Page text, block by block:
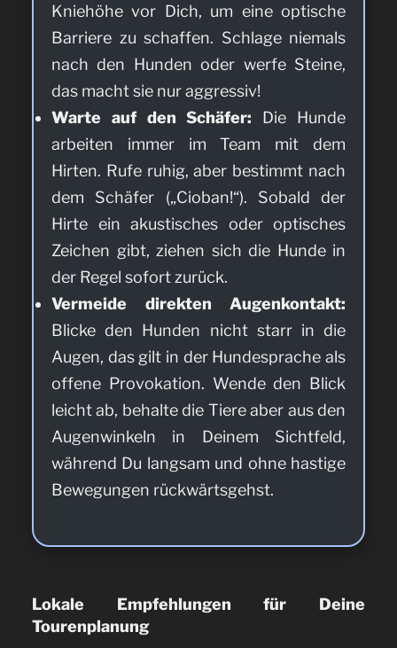
Kniehöhe vor Dich, um eine optische
Barriere zu schaffen. Schlage niemals
nach den Hunden oder werfe Steine,
das macht sie nur aggressiv!
Warte auf den Schäfer: Die Hunde
arbeiten immer im Team mit dem
Hirten. Rufe ruhig, aber bestimmt nach
dem Schäfer („Cioban!“). Sobald der
Hirte ein akustisches oder optisches
Zeichen gibt, ziehen sich die Hunde in
der Regel sofort zurück.
Vermeide direkten Augenkontakt:
Blicke den Hunden nicht starr in die
Augen, das gilt in der Hundesprache als
offene Provokation. Wende den Blick
leicht ab, behalte die Tiere aber aus den
Augenwinkeln in Deinem Sichtfeld,
während Du langsam und ohne hastige
Bewegungen rückwärtsgehst.
Lokale Empfehlungen für Deine
Tourenplanung